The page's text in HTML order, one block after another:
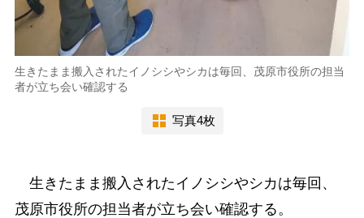
生きたまま搬入されたイノシシやシカは毎回、茂原市役所の担当
者が立ち会い確認する
写真4枚
生きたまま搬入されたイノシシやシカは毎回、
茂原市役所の担当者が立ち会い確認する。